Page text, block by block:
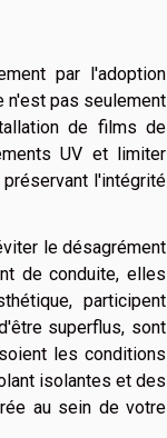
par l'adoption
n'est pas seulement
de films de
UV et limiter
l'intégrité
le désagrément
de conduite, elles
participent
superflus, sont
les conditions
isolantes et des
au sein de votre